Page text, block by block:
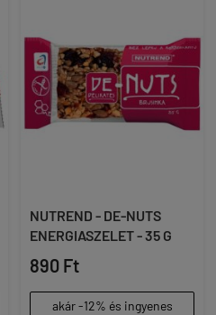
NUTREND - DE-NUTS
ENERGIASZELET - 35 G
890 Ft
akár -12% és ingyenes